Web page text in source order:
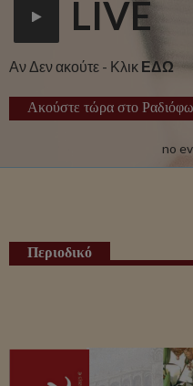
LIVE
Αν Δεν ακούτε - Κλικ ΕΔΩ
Ακούστε τώρα στο
no
Περιοδικό